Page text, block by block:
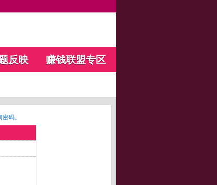
反映 赚钱联盟专区
码。